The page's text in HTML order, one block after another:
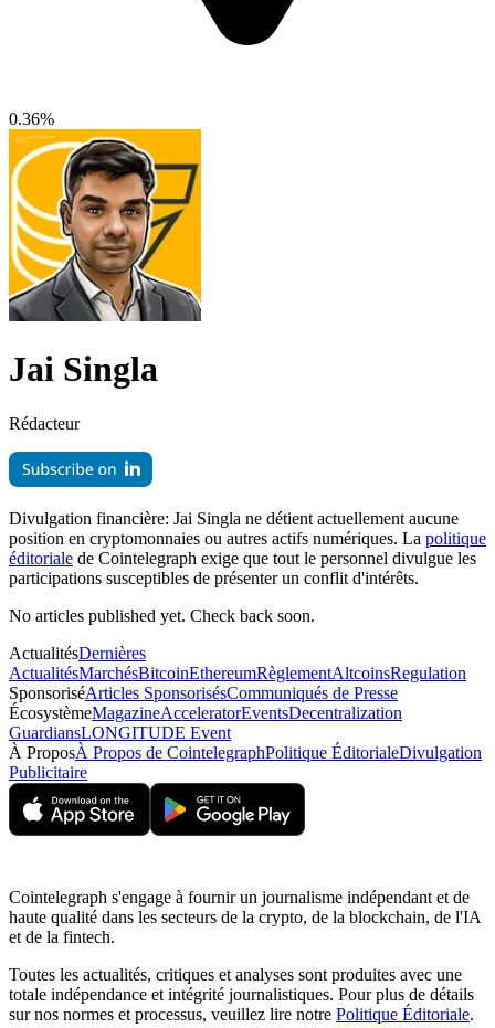
0.36%
Jai Singla
Rédacteur
Divulgation financière: Jai Singla ne détient actuellement aucune
position en cryptomonnaies ou autres actifs numériques. La politique
éditoriale de Cointelegraph exige que tout le personnel divulgue les
participations susceptibles de présenter un conflit d'intérêts.
No articles published yet. Check back soon.
ActualitésDernières
ActualitésMarchésBitcoinEthereumRèglementAltcoinsRegulation
SponsoriséArticles SponsorisésCommuniqués de Presse
ÉcosystèmeMagazineAcceleratorEventsDecentralization
GuardiansLONGITUDE Event
À ProposÀ Propos de CointelegraphPolitique ÉditorialeDivulgation
Publicitaire
Cointelegraph s'engage à fournir un journalisme indépendant et de
haute qualité dans les secteurs de la crypto, de la blockchain, de l'IA
et de la fintech.
Toutes les actualités, critiques et analyses sont produites avec une
totale indépendance et intégrité journalistiques. Pour plus de détails
sur nos normes et processus, veuillez lire notre Politique Éditoriale.